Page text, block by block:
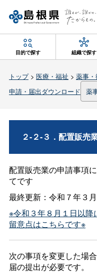
目的で探す 組織で探す
トップ> 医療・福祉 > 薬事
申請・届出ダウンロード
薬
２-２-３．配置販売
配置販売業の申請事項
てです
最終更新：令和７年３月
※令和３年８月１日以
留意点はこちらです※
次の事項を変更した場
届の提出が必要です。